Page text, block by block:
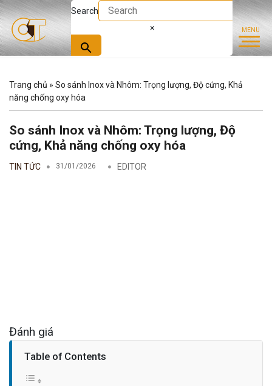
Search
×
Trang chủ » So sánh Inox và Nhôm: Trọng lượng, Độ cứng, Khả
năng chống oxy hóa
So sánh Inox và Nhôm: Trọng lượng, Độ
cứng, Khả năng chống oxy hóa
TIN TỨC 31/01/2026 EDITOR
Đánh giá
Table of Contents